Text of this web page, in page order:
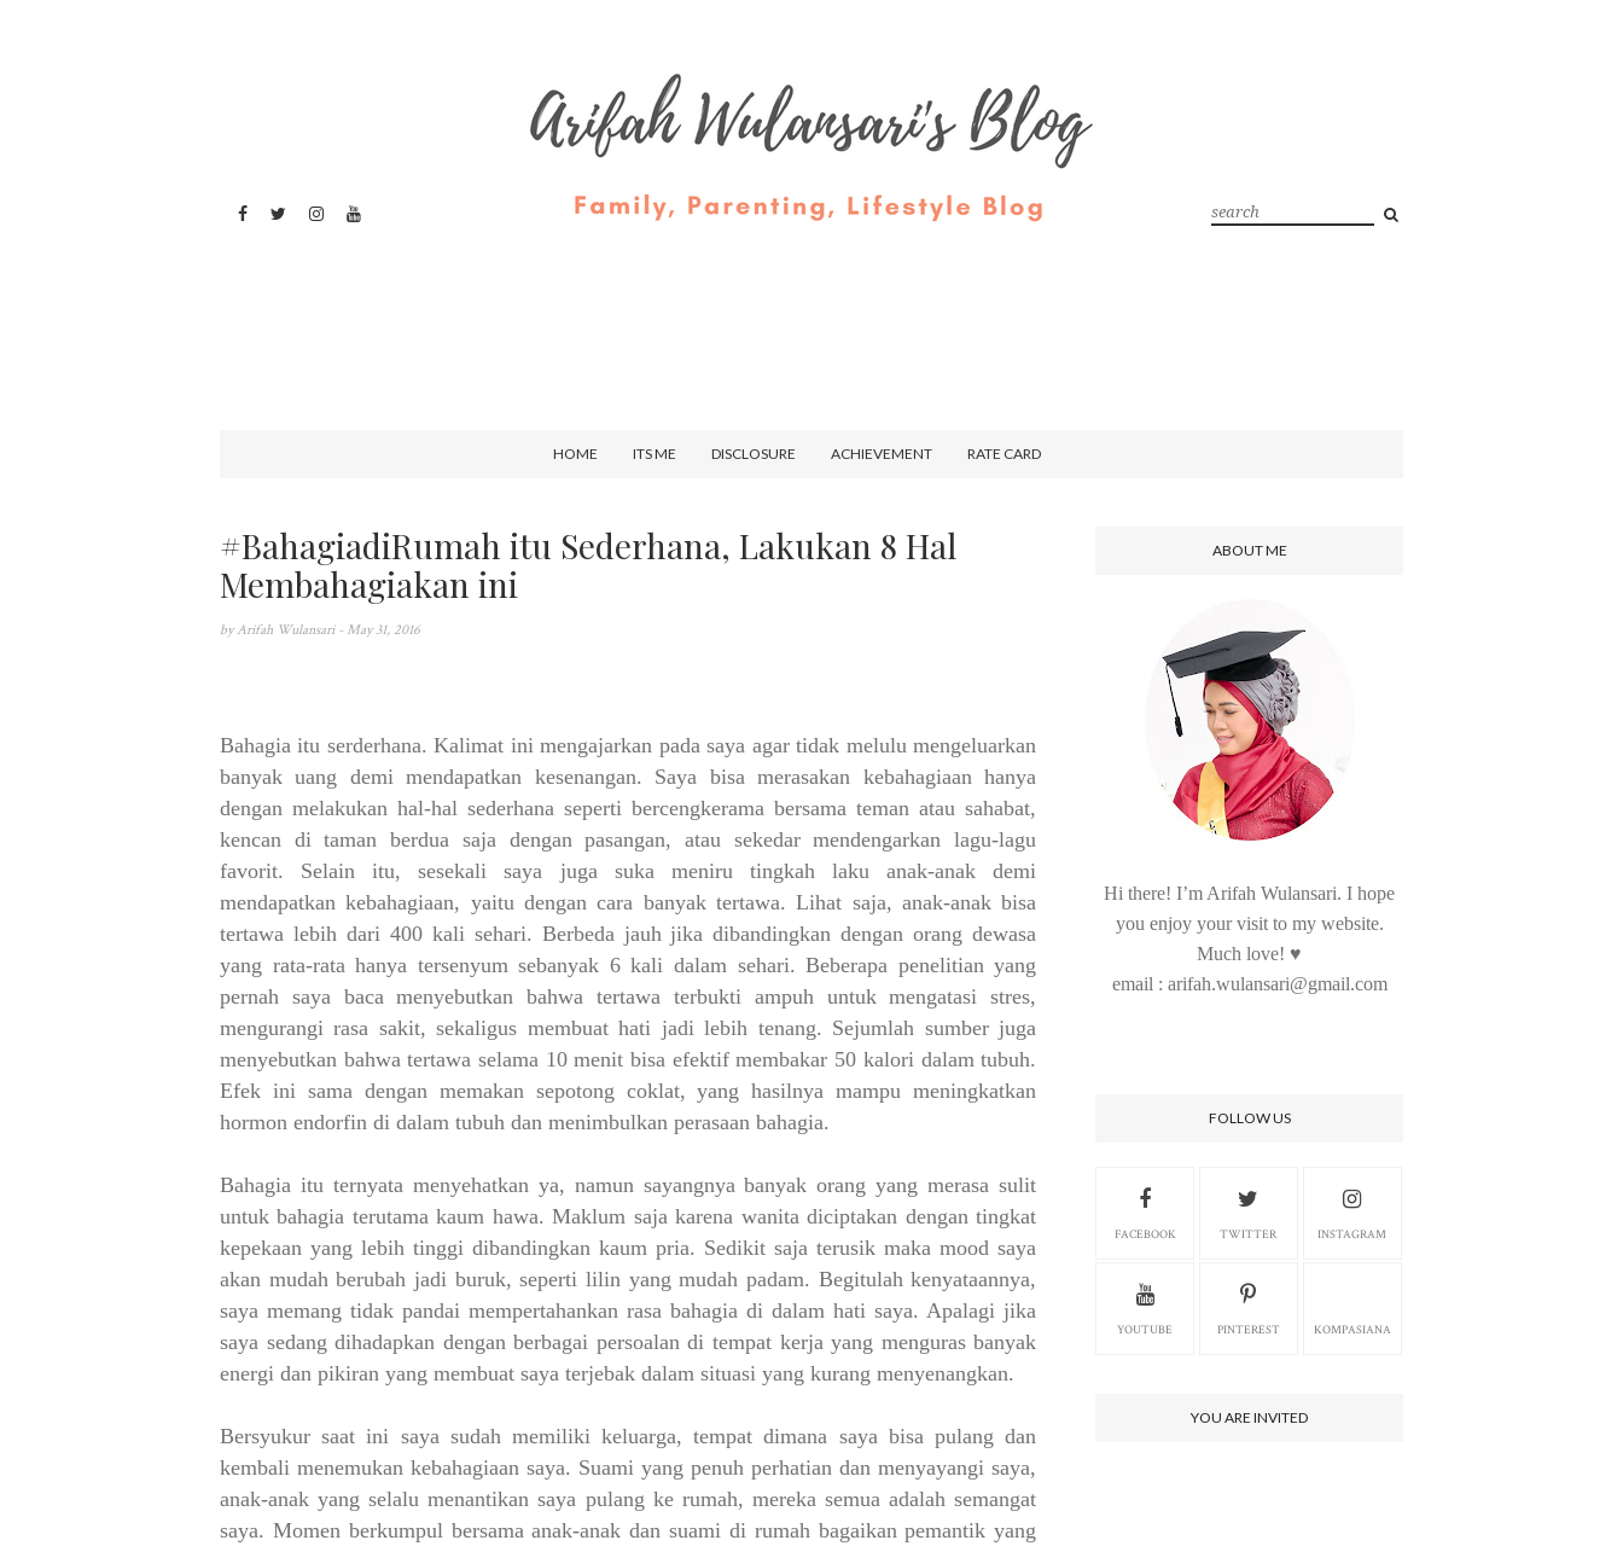
HOME ITS ME DISCLOSURE ACHIEVEMENT RATE CARD
#BahagiadiRumah itu Sederhana, Lakukan 8 Hal
Membahagiakan ini
by Arifah Wulansari - May 31, 2016
Bahagia itu serderhana. Kalimat ini mengajarkan pada saya agar tidak melulu mengeluarkan
banyak uang demi mendapatkan kesenangan. Saya bisa merasakan kebahagiaan hanya
dengan melakukan hal-hal sederhana seperti bercengkerama bersama teman atau sahabat,
kencan di taman berdua saja dengan pasangan, atau sekedar mendengarkan lagu-lagu
favorit. Selain itu, sesekali saya juga suka meniru tingkah laku anak-anak demi
mendapatkan kebahagiaan, yaitu dengan cara banyak tertawa. Lihat saja, anak-anak bisa
tertawa lebih dari 400 kali sehari. Berbeda jauh jika dibandingkan dengan orang dewasa
yang rata-rata hanya tersenyum sebanyak 6 kali dalam sehari. Beberapa penelitian yang
pernah saya baca menyebutkan bahwa tertawa terbukti ampuh untuk mengatasi stres,
mengurangi rasa sakit, sekaligus membuat hati jadi lebih tenang. Sejumlah sumber juga
menyebutkan bahwa tertawa selama 10 menit bisa efektif membakar 50 kalori dalam tubuh.
Efek ini sama dengan memakan sepotong coklat, yang hasilnya mampu meningkatkan
hormon endorfin di dalam tubuh dan menimbulkan perasaan bahagia.
Bahagia itu ternyata menyehatkan ya, namun sayangnya banyak orang yang merasa sulit
untuk bahagia terutama kaum hawa. Maklum saja karena wanita diciptakan dengan tingkat
kepekaan yang lebih tinggi dibandingkan kaum pria. Sedikit saja terusik maka mood saya
akan mudah berubah jadi buruk, seperti lilin yang mudah padam. Begitulah kenyataannya,
saya memang tidak pandai mempertahankan rasa bahagia di dalam hati saya. Apalagi jika
saya sedang dihadapkan dengan berbagai persoalan di tempat kerja yang menguras banyak
energi dan pikiran yang membuat saya terjebak dalam situasi yang kurang menyenangkan.
Bersyukur saat ini saya sudah memiliki keluarga, tempat dimana saya bisa pulang dan
kembali menemukan kebahagiaan saya. Suami yang penuh perhatian dan menyayangi saya,
anak-anak yang selalu menantikan saya pulang ke rumah, mereka semua adalah semangat
saya. Momen berkumpul bersama anak-anak dan suami di rumah bagaikan pemantik yang
ABOUT ME
Hi there! I’m Arifah Wulansari. I hope
you enjoy your visit to my website.
Much love! ♥
email : arifah.wulansari@gmail.com
FOLLOW US
FACEBOOK TWITTER INSTAGRAM
YOUTUBE PINTEREST KOMPASIANA
YOU ARE INVITED